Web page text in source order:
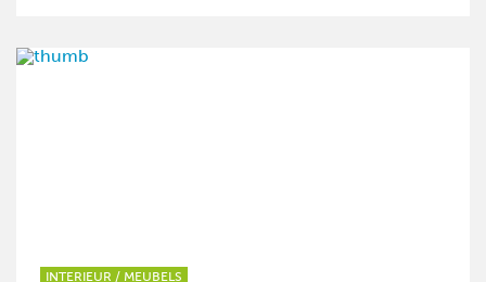
INTERIEUR / MEUBELS